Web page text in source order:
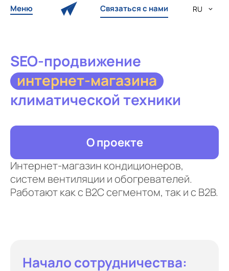
Меню Связаться с нами RU
SEO-продвижение
интернет-магазина
климатической техники
О проекте
Интернет-магазин кондиционеров,
систем вентиляции и обогревателей.
Работают как с B2C сегментом, так и с B2B.
Начало сотрудничества: